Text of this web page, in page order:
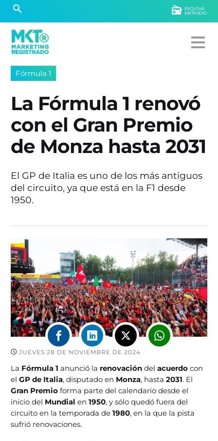
ESCUCHÁ
MKTRADIO
Fórmula 1
La Fórmula 1 renovó
con el Gran Premio
de Monza hasta 2031
El GP de Italia es uno de los más antiguos
del circuito, ya que está en la F1 desde
1950.
JUEVES 28 DE NOVIEMBRE DE 2024
La Fórmula 1anunció la renovacióndelacuerdocon
elGP de Italia, disputado en Monza, hasta2031. El
Gran Premioforma parte del calendario desde el
inicio del Mundialen1950, y sólo quedó fuera del
circuito en la temporada de1980, en la que la pista
sufrió renovaciones.